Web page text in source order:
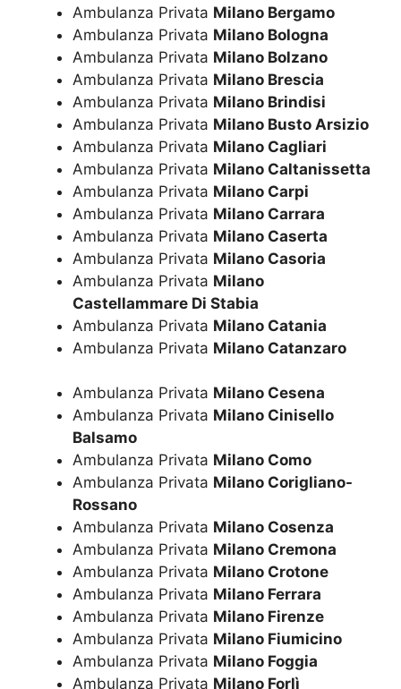
Ambulanza Privata Milano Bergamo
Ambulanza Privata Milano Bologna
Ambulanza Privata Milano Bolzano
Ambulanza Privata Milano Brescia
Ambulanza Privata Milano Brindisi
Ambulanza Privata Milano Busto Arsizio
Ambulanza Privata Milano Cagliari
Ambulanza Privata Milano Caltanissetta
Ambulanza Privata Milano Carpi
Ambulanza Privata Milano Carrara
Ambulanza Privata Milano Caserta
Ambulanza Privata Milano Casoria
Ambulanza Privata Milano
Castellammare Di Stabia
Ambulanza Privata Milano Catania
Ambulanza Privata Milano Catanzaro
Ambulanza Privata Milano Cesena
Ambulanza Privata Milano Cinisello
Balsamo
Ambulanza Privata Milano Como
Ambulanza Privata Milano Corigliano-
Rossano
Ambulanza Privata Milano Cosenza
Ambulanza Privata Milano Cremona
Ambulanza Privata Milano Crotone
Ambulanza Privata Milano Ferrara
Ambulanza Privata Milano Firenze
Ambulanza Privata Milano Fiumicino
Ambulanza Privata Milano Foggia
Ambulanza Privata Milano Forlì